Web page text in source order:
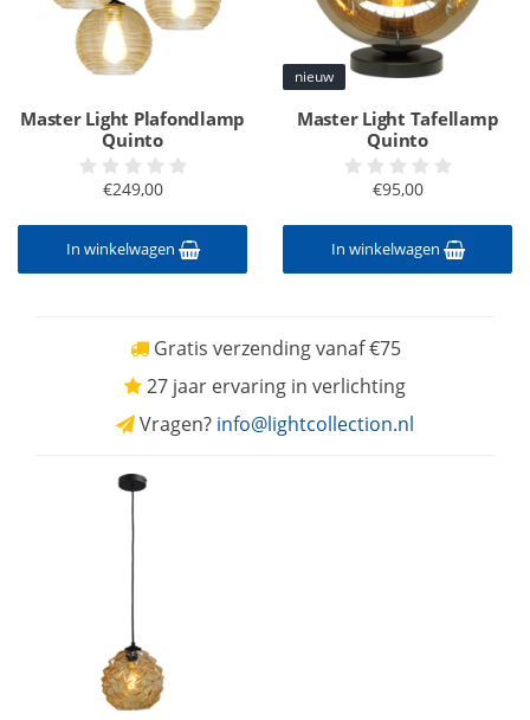
Master Light Plafondlamp
Quinto
€249,00
In winkelwagen
nieuw
Master Light Tafellamp
Quinto
€95,00
In winkelwagen
Gratis verzending vanaf €75
27 jaar ervaring in verlichting
Vragen? info@lightcollection.nl